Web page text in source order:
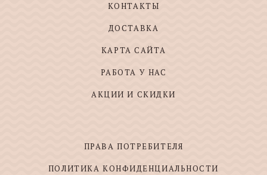
КОНТАКТЫ
ДОСТАВКА
КАРТА САЙТА
РАБОТА У НАС
АКЦИИ И СКИДКИ
ПРАВА ПОТРЕБИТЕЛЯ
ПОЛИТИКА КОНФИДЕНЦИАЛЬНОСТИ